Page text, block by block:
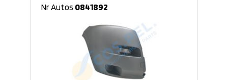
Nr Autos 0841892